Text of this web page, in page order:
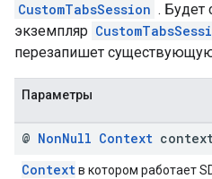
CustomTabsSession . Будет
экземпляр
перезапишет
Параметры
@ NonNull Context
Contextв котором работает